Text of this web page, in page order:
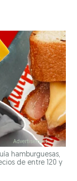
Facebook
Twitter
mediante LinkedIn
actual mediante
hamburguesas,
de entre 120 y